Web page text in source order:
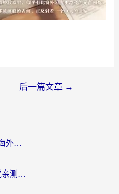
后一篇文章 →
雷神手游和sixfast哪个好？海外党亲测3款回国加速器，教你选对不踩坑
穿梭和快喵好用吗？海外党亲测：小众加速器对比+番茄加速器深度体验